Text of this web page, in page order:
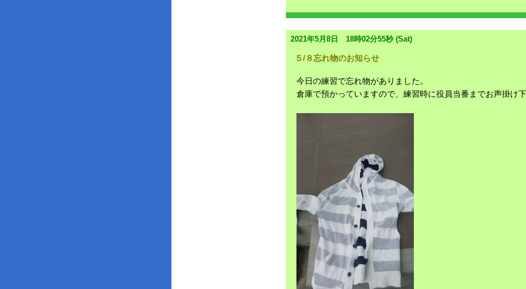
2021年5月8日 18時02分55秒 (Sat)
５/８忘れ物のお知らせ
今日の練習で忘れ物がありました。
倉庫で預かっていますので、練習時に役員当番までお声掛け